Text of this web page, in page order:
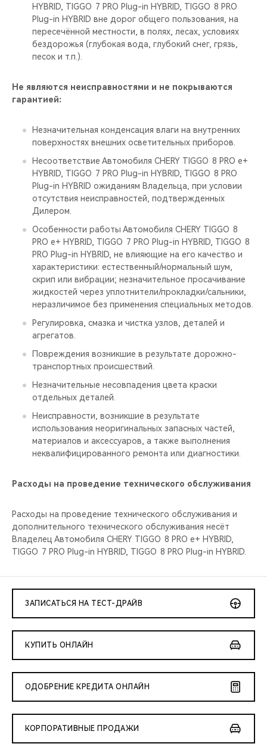
HYBRID, TIGGO 7 PRO Plug-in HYBRID, TIGGO 8 PRO
Plug-in HYBRID вне дорог общего пользования, на
пересечённой местности, в полях, лесах, условиях
бездорожья (глубокая вода, глубокий снег, грязь,
песок и т.п.).
Не являются неисправностями и не покрываются
гарантией:
Незначительная конденсация влаги на внутренних
поверхностях внешних осветительных приборов.
Несоответствие Автомобиля CHERY TIGGO 8 PRO е+
HYBRID, TIGGO 7 PRO Plug-in HYBRID, TIGGO 8 PRO
Plug-in HYBRID ожиданиям Владельца, при условии
отсутствия неисправностей, подтвержденных
Дилером.
Особенности работы Автомобиля CHERY TIGGO 8
PRO е+ HYBRID, TIGGO 7 PRO Plug-in HYBRID, TIGGO 8
PRO Plug-in HYBRID, не влияющие на его качество и
характеристики: естественный/нормальный шум,
скрип или вибрации; незначительное просачивание
жидкостей через уплотнители/прокладки/сальники,
неразличимое без применения специальных методов.
Регулировка, смазка и чистка узлов, деталей и
агрегатов.
Повреждения возникшие в результате дорожно-
транспортных происшествий.
Незначительные несовпадения цвета краски
отдельных деталей.
Неисправности, возникшие в результате
использования неоригинальных запасных частей,
материалов и аксессуаров, а также выполнения
неквалифицированного ремонта или диагностики.
Расходы на проведение технического обслуживания
Расходы на проведение технического обслуживания и
дополнительного технического обслуживания несёт
Владелец Автомобиля CHERY TIGGO 8 PRO е+ HYBRID,
TIGGO 7 PRO Plug-in HYBRID, TIGGO 8 PRO Plug-in HYBRID.
ЗАПИСАТЬСЯ НА ТЕСТ-ДРАЙВ
КУПИТЬ ОНЛАЙН
ОДОБРЕНИЕ КРЕДИТА ОНЛАЙН
КОРПОРАТИВНЫЕ ПРОДАЖИ